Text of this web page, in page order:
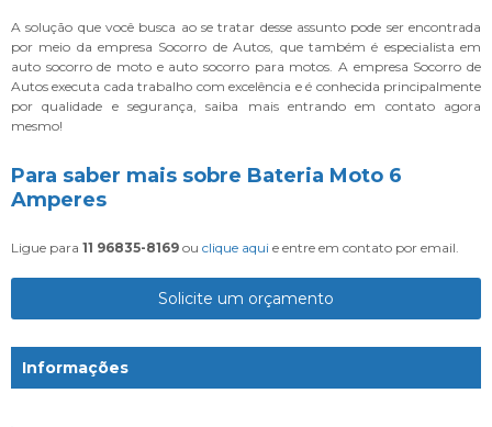
A solução que você busca ao se tratar desse assunto pode ser encontrada
por meio da empresa Socorro de Autos, que também é especialista em
auto socorro de moto e auto socorro para motos. A empresa Socorro de
Autos executa cada trabalho com excelência e é conhecida principalmente
por qualidade e segurança, saiba mais entrando em contato agora
mesmo!
Para saber mais sobre Bateria Moto 6
Amperes
Ligue para 11 96835-8169 ou clique aqui e entre em contato por email.
Solicite um orçamento
Informações